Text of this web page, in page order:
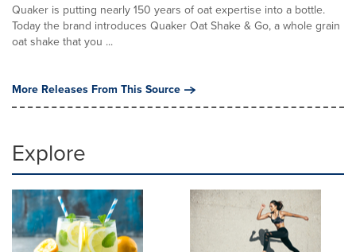
Quaker is putting nearly 150 years of oat expertise into a bottle.
Today the brand introduces Quaker Oat Shake & Go, a whole grain
oat shake that you ...
More Releases From This Source
Explore